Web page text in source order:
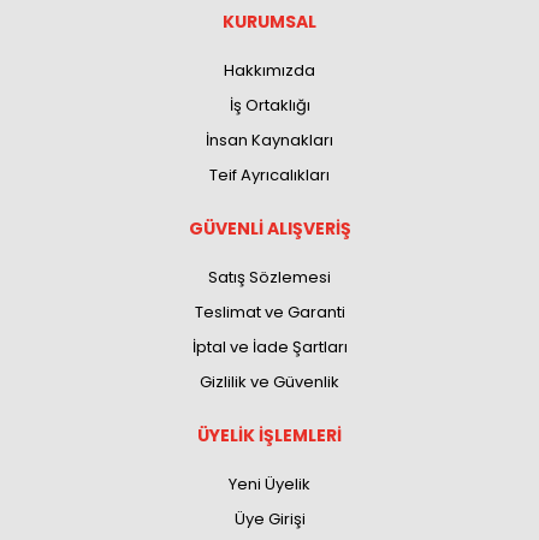
KURUMSAL
Hakkımızda
İş Ortaklığı
İnsan Kaynakları
Teif Ayrıcalıkları
GÜVENLİ ALIŞVERİŞ
Satış Sözlemesi
Teslimat ve Garanti
İptal ve İade Şartları
Gizlilik ve Güvenlik
ÜYELİK İŞLEMLERİ
Yeni Üyelik
Üye Girişi